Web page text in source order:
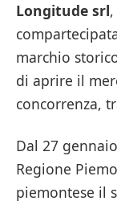
Longitude srl
marchio
di aprire il
concorrenza,
Dal 27
Regione
piemontese il